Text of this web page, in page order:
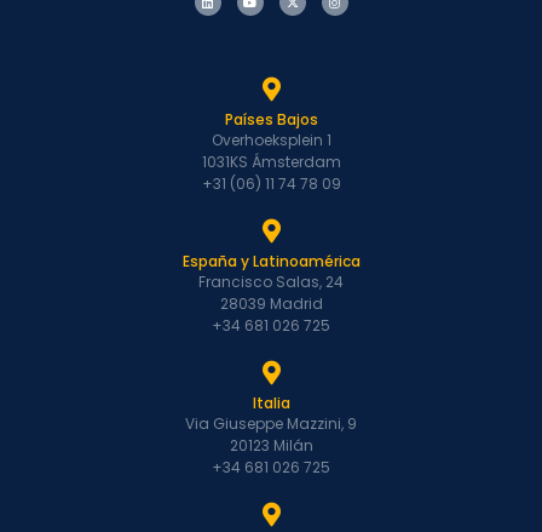
Países Bajos
Overhoeksplein 1
1031KS Ámsterdam
+31 (06) 11 74 78 09
España y Latinoamérica
Francisco Salas, 24
28039 Madrid
+34 681 026 725
Italia
Via Giuseppe Mazzini, 9
20123 Milán
+34 681 026 725